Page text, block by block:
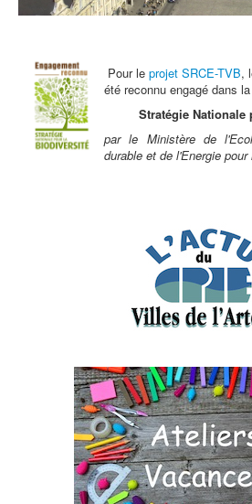
Contact
Pour le projet SRCE-TVB,
été reconnu engagé dans la
Stratégie
par le Ministère de
durable et de l'Energie pour